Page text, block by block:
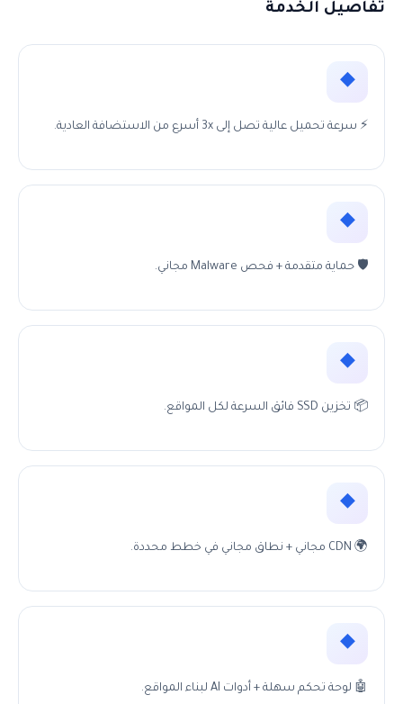
تفاصيل الخدمة
◆
⚡ سرعة تحميل عالية تصل إلى 3x أسرع من الاستضافة العادية.
◆
🛡 حماية متقدمة + فحص Malware مجاني.
◆
📦 تخزين SSD فائق السرعة لكل المواقع.
◆
🌍 CDN مجاني + نطاق مجاني في خطط محددة.
◆
🤖 لوحة تحكم سهلة + أدوات AI لبناء المواقع.